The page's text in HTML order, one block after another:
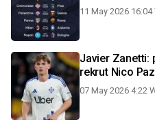
11 May 2026 16:04
Javier Zanetti:
rekrut Nico
07 May 2026 4:22